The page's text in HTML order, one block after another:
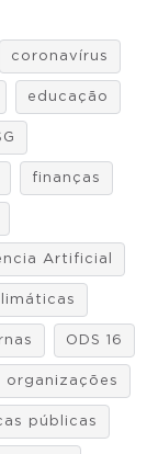
coronavírus
educação
finanças
Artificial
ODS 16
organizações
públicas